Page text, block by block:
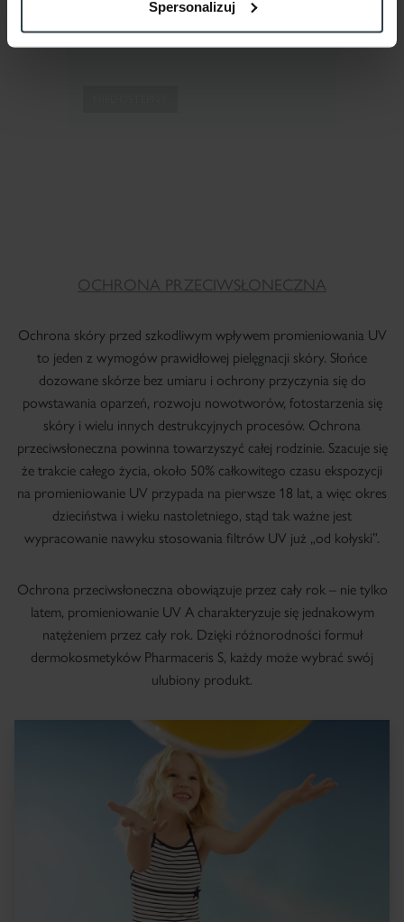
Spersonalizuj
OCHRONA PRZECIWSŁONECZNA
Ochrona skóry przed szkodliwym wpływem promieniowania UV
to jeden z wymogów prawidłowej pielęgnacji skóry. Słońce
dozowane skórze bez umiaru i ochrony przyczynia się do
powstawania oparzeń, rozwoju nowotworów, fotostarzenia się
skóry i wielu innych destrukcyjnych procesów. Ochrona
przeciwsłoneczna powinna towarzyszyć całej rodzinie. Szacuje się
że trakcie całego życia, około 50% całkowitego czasu ekspozycji
na promieniowanie UV przypada na pierwsze 18 lat, a więc okres
dzieciństwa i wieku nastoletniego, stąd tak ważne jest
wypracowanie nawyku stosowania filtrów UV już „od kołyski”.
Ochrona przeciwsłoneczna obowiązuje przez cały rok – nie tylko
latem, promieniowanie UV A charakteryzuje się jednakowym
natężeniem przez cały rok. Dzięki różnorodności formuł
dermokosmetyków Pharmaceris S, każdy może wybrać swój
ulubiony produkt.